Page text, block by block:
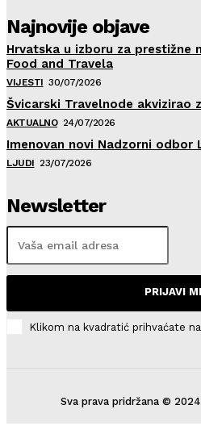
Najnovije objave
Hrvatska u izboru za prestižne
Food and Travela
VIJESTI 30/07/2026
Švicarski Travelnode akvizirao
AKTUALNO 24/07/2026
Imenovan novi Nadzorni odbor
LJUDI 23/07/2026
Newsletter
PRIJAVI
Klikom na kvadratić prihvaćate
Sva prava pridržana ©